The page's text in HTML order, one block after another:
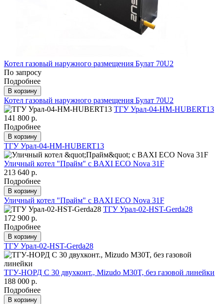
Котел газовый наружного размещения Булат 70U2
По запросу
Подробнее
В корзину
Котел газовый наружного размещения Булат 70U2
ТГУ Урал-04-HM-HUBERT13
141 800 р.
Подробнее
В корзину
ТГУ Урал-04-HM-HUBERT13
Уличный котел "Прайм" с BAXI ECO Nova 31F
213 640 р.
Подробнее
В корзину
Уличный котел "Прайм" с BAXI ECO Nova 31F
ТГУ Урал-02-HST-Gerda28
172 900 р.
Подробнее
В корзину
ТГУ Урал-02-HST-Gerda28
ТГУ-НОРД С 30 двухконт., Mizudo M30T, без газовой линейки
188 000 р.
Подробнее
В корзину